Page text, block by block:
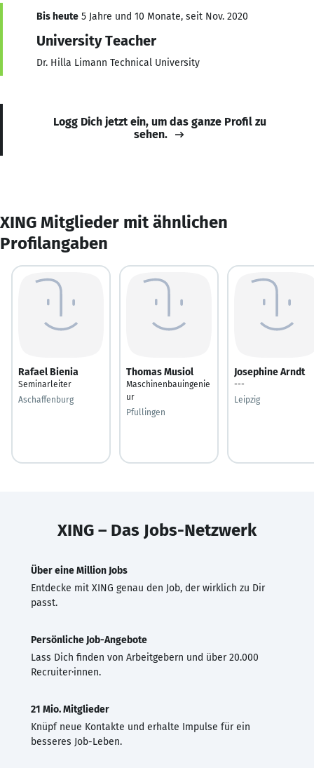
Bis heute 5 Jahre und 10 Monate, seit Nov. 2020
University Teacher
Dr. Hilla Limann Technical University
Logg Dich jetzt ein, um das ganze Profil zu
sehen.
XING Mitglieder mit ähnlichen
Profilangaben
Rafael Bienia
Seminarleiter
Aschaffenburg
Thomas Musiol
Maschinenbauingenie
ur
Pfullingen
Josephine Arndt
---
Leipzig
XING – Das Jobs-Netzwerk
Über eine Million Jobs
Entdecke mit XING genau den Job, der wirklich zu Dir
passt.
Persönliche Job-Angebote
Lass Dich finden von Arbeitgebern und über 20.000
Recruiter·innen.
21 Mio. Mitglieder
Knüpf neue Kontakte und erhalte Impulse für ein
besseres Job-Leben.